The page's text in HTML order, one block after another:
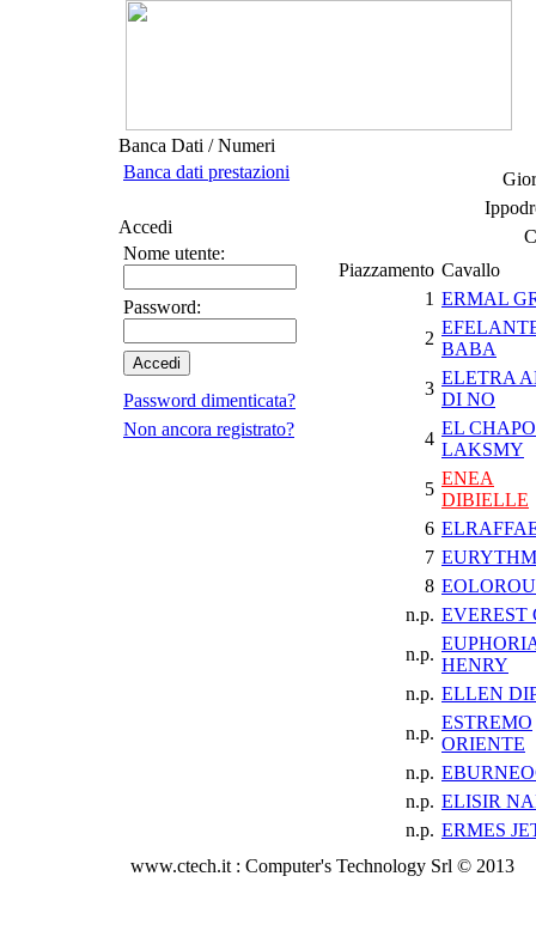
Banca Dati / Numeri
Banca dati prestazioni
Accedi
Nome utente:
Password:
Password dimenticata?
Non ancora registrato?
Piazzamento Cavallo
1 ERMAL
2
BABA
3
ELETRA
DI NO
4
EL CHAPO
LAKSMY
5
ENEA
DIBIELLE
6
7
8
n.p. EVEREST
n.p.
HENRY
n.p. ELLEN
n.p.
ESTREMO
ORIENTE
n.p.
n.p. ELISIR
n.p. ERMES
www.ctech.it : Computer's Technology Srl © 2013